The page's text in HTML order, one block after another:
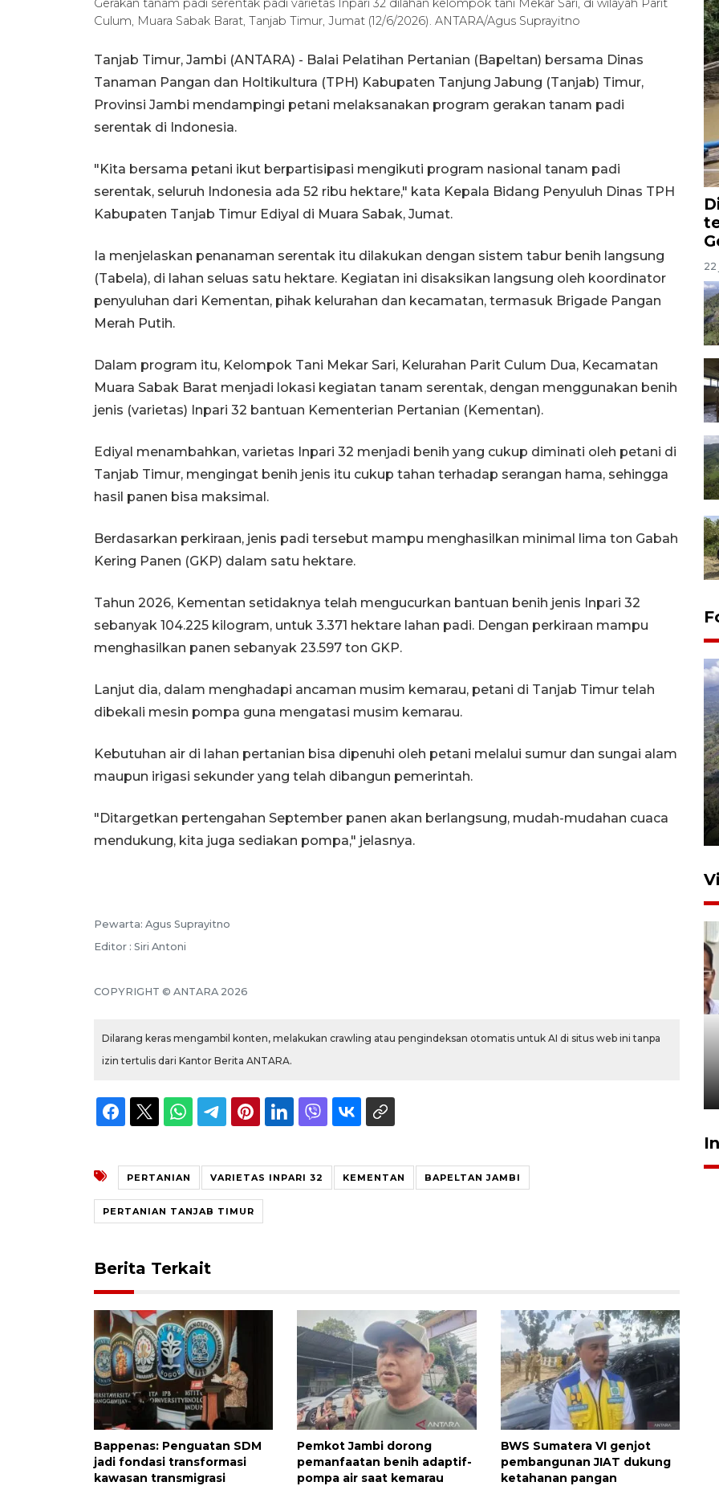
Gerakan tanam padi serentak padi varietas Inpari 32 dilahan kelompok tani Mekar Sari, di wilayah Parit
Culum, Muara Sabak Barat, Tanjab Timur, Jumat (12/6/2026). ANTARA/Agus Suprayitno
Tanjab Timur, Jambi (ANTARA) - Balai Pelatihan Pertanian (Bapeltan) bersama Dinas
Tanaman Pangan dan Holtikultura (TPH) Kabupaten Tanjung Jabung (Tanjab) Timur,
Provinsi Jambi mendampingi petani melaksanakan program gerakan tanam padi
serentak di Indonesia.
"Kita bersama petani ikut berpartisipasi mengikuti program nasional tanam padi
serentak, seluruh Indonesia ada 52 ribu hektare," kata Kepala Bidang Penyuluh Dinas TPH
Kabupaten Tanjab Timur Ediyal di Muara Sabak, Jumat.
Ia menjelaskan penanaman serentak itu dilakukan dengan sistem tabur benih langsung
(Tabela), di lahan seluas satu hektare. Kegiatan ini disaksikan langsung oleh koordinator
penyuluhan dari Kementan, pihak kelurahan dan kecamatan, termasuk Brigade Pangan
Merah Putih.
Dalam program itu, Kelompok Tani Mekar Sari, Kelurahan Parit Culum Dua, Kecamatan
Muara Sabak Barat menjadi lokasi kegiatan tanam serentak, dengan menggunakan benih
jenis (varietas) Inpari 32 bantuan Kementerian Pertanian (Kementan).
Ediyal menambahkan, varietas Inpari 32 menjadi benih yang cukup diminati oleh petani di
Tanjab Timur, mengingat benih jenis itu cukup tahan terhadap serangan hama, sehingga
hasil panen bisa maksimal.
Berdasarkan perkiraan, jenis padi tersebut mampu menghasilkan minimal lima ton Gabah
Kering Panen (GKP) dalam satu hektare.
Tahun 2026, Kementan setidaknya telah mengucurkan bantuan benih jenis Inpari 32
sebanyak 104.225 kilogram, untuk 3.371 hektare lahan padi. Dengan perkiraan mampu
menghasilkan panen sebanyak 23.597 ton GKP.
Lanjut dia, dalam menghadapi ancaman musim kemarau, petani di Tanjab Timur telah
dibekali mesin pompa guna mengatasi musim kemarau.
Kebutuhan air di lahan pertanian bisa dipenuhi oleh petani melalui sumur dan sungai alam
maupun irigasi sekunder yang telah dibangun pemerintah.
"Ditargetkan pertengahan September panen akan berlangsung, mudah-mudahan cuaca
mendukung, kita juga sediakan pompa," jelasnya.
Pewarta: Agus Suprayitno
Editor : Siri Antoni
COPYRIGHT © ANTARA 2026
Dilarang keras mengambil konten, melakukan crawling atau pengindeksan otomatis untuk AI di situs web ini tanpa
izin tertulis dari Kantor Berita ANTARA.
PERTANIAN VARIETAS INPARI 32 KEMENTAN BAPELTAN JAMBI
PERTANIAN TANJAB TIMUR
Berita Terkait
Bappenas: Penguatan SDM
jadi fondasi transformasi
kawasan transmigrasi
Pemkot Jambi dorong
pemanfaatan benih adaptif-
pompa air saat kemarau
BWS Sumatera VI genjot
pembangunan JIAT dukung
ketahanan pangan
22
Penyusutan debit air Sungai
3 Agustus 2026 10:57
Menkum ungkap alasan